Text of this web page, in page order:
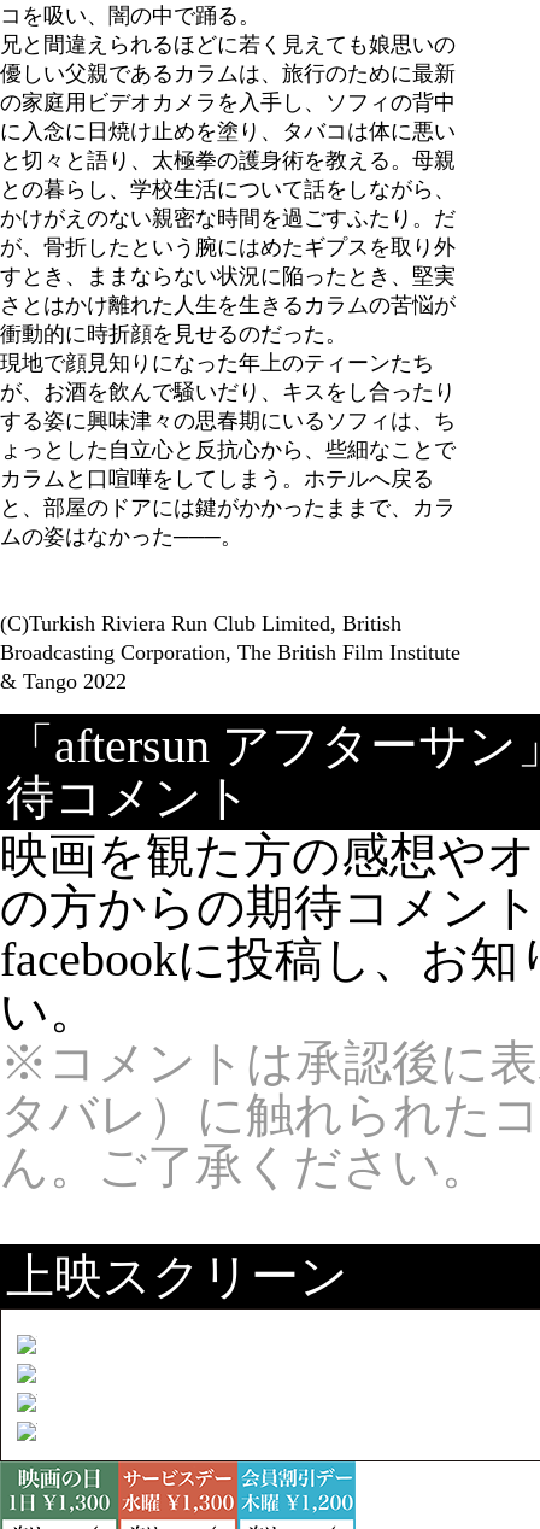
コを吸い、闇の中で踊る。
兄と間違えられるほどに若く見えても娘思いの
優しい父親であるカラムは、旅行のために最新
の家庭用ビデオカメラを入手し、ソフィの背中
に入念に日焼け止めを塗り、タバコは体に悪い
と切々と語り、太極拳の護身術を教える。母親
との暮らし、学校生活について話をしながら、
かけがえのない親密な時間を過ごすふたり。だ
が、骨折したという腕にはめたギプスを取り外
すとき、ままならない状況に陥ったとき、堅実
さとはかけ離れた人生を生きるカラムの苦悩が
衝動的に時折顔を見せるのだった。
現地で顔見知りになった年上のティーンたち
が、お酒を飲んで騒いだり、キスをし合ったり
する姿に興味津々の思春期にいるソフィは、ち
ょっとした自立心と反抗心から、些細なことで
カラムと口喧嘩をしてしまう。ホテルへ戻る
と、部屋のドアには鍵がかかったままで、カラ
ムの姿はなかった───。
(C)Turkish Riviera Run Club Limited, British
Broadcasting Corporation, The British Film Institute
& Tango 2022
「aftersun アフターサ
待コメント
映画を観た方の感想や
の方からの期待コメン
facebookに投稿し、お
い。
※コメントは承認後に
タバレ）に触れられた
ん。ご了承ください。
上映スクリーン